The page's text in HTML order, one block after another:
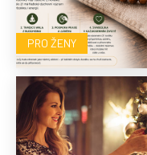
PRO ŽENY